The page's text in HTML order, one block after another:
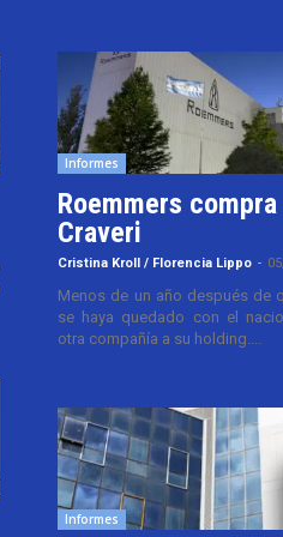
Informes
Roemmers
Craveri
Cristina Kroll / Florencia Lippo -
Menos de un año después de
se haya quedado con el
otra compañía a su holding....
Informes